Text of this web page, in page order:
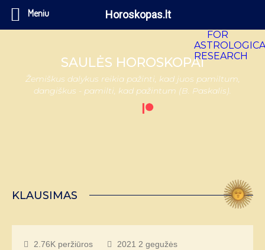
SAULĖS HOROSKOPAI
Žemiškus dalykus reikia pažinti, kad juos pamiltum,
dangiškus - pamilti, kad pažintum (B. Paskalis).
KLAUSIMAS
2.76K peržiūros
2021 2 gegužės
Meniu Horoskopas.lt